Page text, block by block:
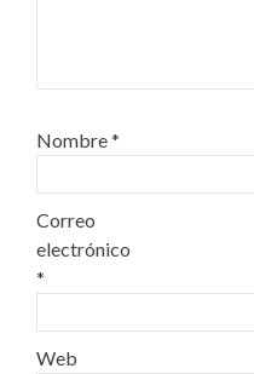
Nombre*
Correo
electrónico
*
Web